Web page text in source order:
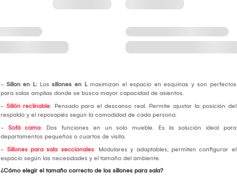
- Sillon en L:Lossillones en Lmaximizan el espacio en esquinas y son perfectos
para salas amplias donde se busca mayor capacidad de asientos.
- Sillón reclinable: Pensado para el descanso real. Permite ajustar la posición del
respaldo y el reposapiés según la comodidad de cada persona.
- Sofá cama: Dos funciones en un solo mueble. Es la solución ideal para
departamentos pequeños o cuartos de visita.
- Sillones para sala seccionales: Modulares y adaptables, permiten configurar el
espacio según las necesidades y el tamaño del ambiente.
¿Cómo elegir el tamaño correcto de los sillones para sala?